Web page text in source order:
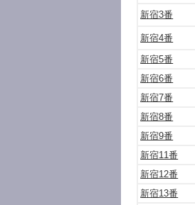
新宿3番
新宿4番
新宿5番
新宿6番
新宿7番
新宿8番
新宿9番
新宿11番
新宿12番
新宿13番